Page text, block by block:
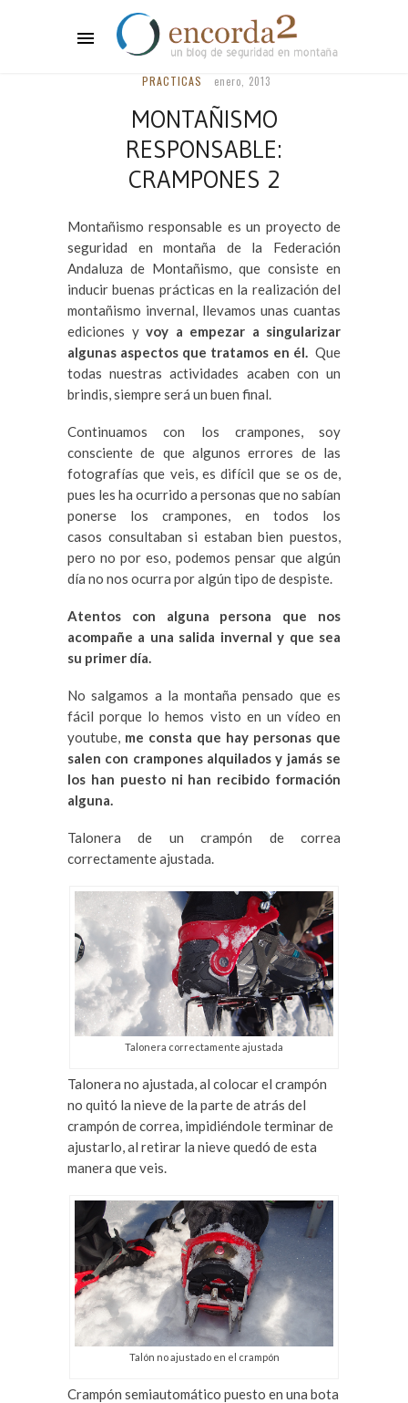
PRACTICAS enero, 2013
MONTAÑISMO
RESPONSABLE:
CRAMPONES 2
Montañismo responsable es un proyecto de
seguridad en montaña de la Federación
Andaluza de Montañismo, que consiste en
inducir buenas prácticas en la realización del
montañismo invernal, llevamos unas cuantas
ediciones y voy a empezar a singularizar
algunas aspectos que tratamos en él.Que
todas nuestras actividades acaben con un
brindis, siempre será un buen final.
Continuamos con los crampones, soy
consciente de que algunos errores de las
fotografías que veis, es difícil que se os de,
pues les ha ocurrido a personas que no sabían
ponerse los crampones, en todos los
casos consultaban si estaban bien puestos,
pero no por eso, podemos pensar que algún
día no nos ocurra por algún tipo de despiste.
Atentos con alguna persona que nos
acompañe a una salida invernal y que sea
su primer día.
No salgamos a la montaña pensado que es
fácil porque lo hemos visto en un vídeo en
youtube, me consta que hay personas que
salen con crampones alquilados y jamás se
los han puesto ni han recibido formación
alguna.
Talonera de un crampón de correa
correctamente ajustada.
Talonera correctamente ajustada
Talonera no ajustada, al colocar el crampón
no quitó la nieve de la parte de atrás del
crampón de correa, impidiéndole terminar de
ajustarlo, al retirar la nieve quedó de esta
manera que veis.
Talón no ajustado en el crampón
Crampón semiautomático puesto en una bota